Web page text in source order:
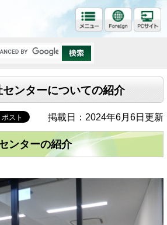
ンターについての紹介
掲載日：2024年6月6日更新
ンターの紹介